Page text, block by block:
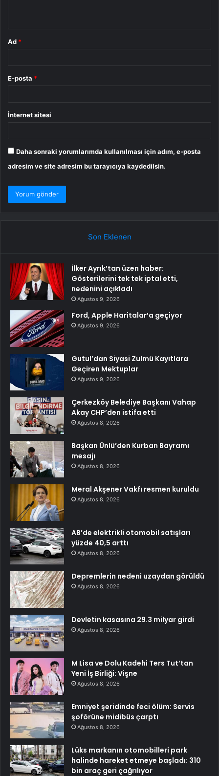
Ad *
E-posta *
İnternet sitesi
Daha sonraki yorumlarımda kullanılması için adım, e-posta
adresim ve site adresim bu tarayıcıya kaydedilsin.
Son Eklenen
İlker Ayrık’tan üzen haber:
Gösterilerini tek tek iptal etti,
nedenini açıkladı
Ağustos 9, 2026
Ford, Apple Haritalar’a geçiyor
Ağustos 9, 2026
Gutul’dan Siyasi Zulmü Kayıtlara
Geçiren Mektuplar
Ağustos 9, 2026
Çerkezköy Belediye Başkanı Vahap
Akay CHP’den istifa etti
Ağustos 8, 2026
Başkan Ünlü’den Kurban Bayramı
mesajı
Ağustos 8, 2026
Meral Akşener Vakfı resmen kuruldu
Ağustos 8, 2026
AB’de elektrikli otomobil satışları
yüzde 40,5 arttı
Ağustos 8, 2026
Depremlerin nedeni uzaydan görüldü
Ağustos 8, 2026
Devletin kasasına 29.3 milyar girdi
Ağustos 8, 2026
M Lisa ve Dolu Kadehi Ters Tut’tan
Yeni İş Birliği: Vişne
Ağustos 8, 2026
Emniyet şeridinde feci ölüm: Servis
şoförüne midibüs çarptı
Ağustos 8, 2026
Lüks markanın otomobilleri park
halinde hareket etmeye başladı: 310
bin araç geri çağrılıyor